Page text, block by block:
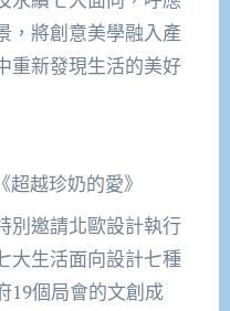
，將創意美學融入產
重新發現生活的美好
越珍奶的愛》
別邀請北歐設計執行
大生活面向設計七種
19個局會的文創成